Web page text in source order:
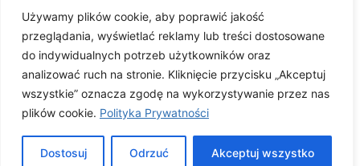
Używamy plików cookie, aby poprawić jakość
przeglądania, wyświetlać reklamy lub treści dostosowane
do indywidualnych potrzeb użytkowników oraz
analizować ruch na stronie. Kliknięcie przycisku „Akceptuj
wszystkie” oznacza zgodę na wykorzystywanie przez nas
plików cookie. Polityka Prywatności
Dostosuj Odrzuć Akceptuj wszystko